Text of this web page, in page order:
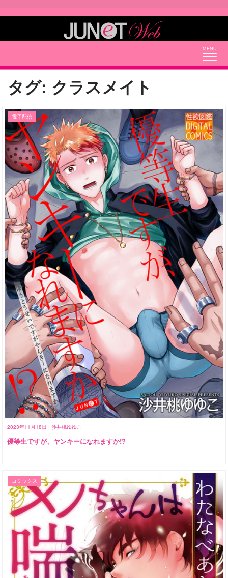
タグ: クラスメイト
2023年11月18日 沙井桃ゆゆこ
電子配信
優等生ですが、ヤンキーになれますか!?
コミックス